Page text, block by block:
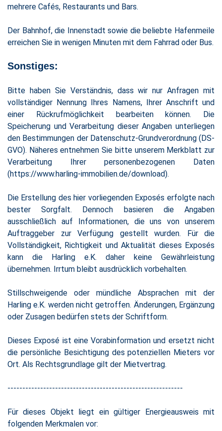
mehrere Cafés, Restaurants und Bars.
Der Bahnhof, die Innenstadt sowie die beliebte Hafenmeile
erreichen Sie in wenigen Minuten mit dem Fahrrad oder Bus.
Sonstiges:
Bitte haben Sie Verständnis, dass wir nur Anfragen mit
vollständiger Nennung Ihres Namens, Ihrer Anschrift und
einer Rückrufmöglichkeit bearbeiten können. Die
Speicherung und Verarbeitung dieser Angaben unterliegen
den Bestimmungen der Datenschutz-Grundverordnung (DS-
GVO). Näheres entnehmen Sie bitte unserem Merkblatt zur
Verarbeitung Ihrer personenbezogenen Daten
(https://www.harling-immobilien.de/download).
Die Erstellung des hier vorliegenden Exposés erfolgte nach
bester Sorgfalt. Dennoch basieren die Angaben
ausschließlich auf Informationen, die uns von unserem
Auftraggeber zur Verfügung gestellt wurden. Für die
Vollständigkeit, Richtigkeit und Aktualität dieses Exposés
kann die Harling e.K. daher keine Gewährleistung
übernehmen. Irrtum bleibt ausdrücklich vorbehalten.
Stillschweigende oder mündliche Absprachen mit der
Harling e.K. werden nicht getroffen. Änderungen, Ergänzung
oder Zusagen bedürfen stets der Schriftform.
Dieses Exposé ist eine Vorabinformation und ersetzt nicht
die persönliche Besichtigung des potenziellen Mieters vor
Ort. Als Rechtsgrundlage gilt der Mietvertrag.
-----------------------------------------------------------
Für dieses Objekt liegt ein gültiger Energieausweis mit
folgenden Merkmalen vor: